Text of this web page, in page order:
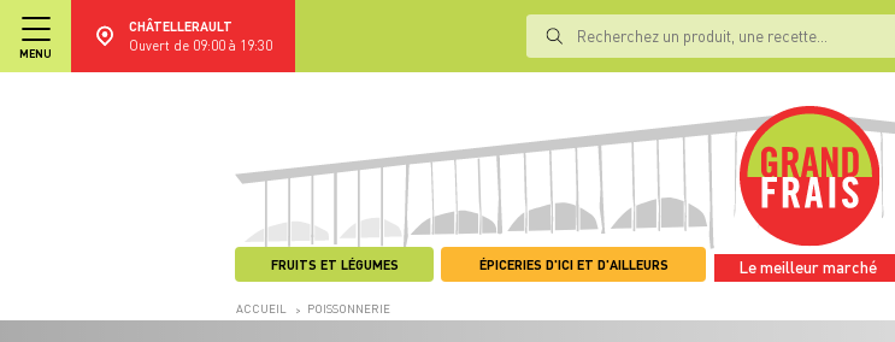
MENU
CHÂTELLERAULT
Ouvert de 09:00 à 19:30
FRUITS ET LÉGUMES ÉPICERIES D'ICI ET D'AILLEURS Le meilleur marché
ACCUEIL > POISSONNERIE